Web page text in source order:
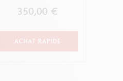
350,00 €
ACHAT RAPIDE